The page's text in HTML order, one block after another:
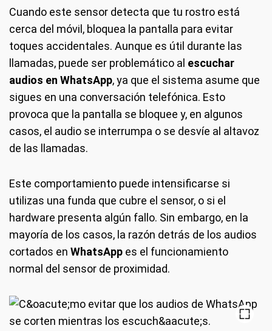
Cuando este sensor detecta que tu rostro está
cerca del móvil, bloquea la pantalla para evitar
toques accidentales. Aunque es útil durante las
llamadas, puede ser problemático al escuchar
audios en WhatsApp, ya que el sistema asume que
sigues en una conversación telefónica. Esto
provoca que la pantalla se bloquee y, en algunos
casos, el audio se interrumpa o se desvíe al altavoz
de las llamadas.
Este comportamiento puede intensificarse si
utilizas una funda que cubre el sensor, o si el
hardware presenta algún fallo. Sin embargo, en la
mayoría de los casos, la razón detrás de los audios
cortados en WhatsApp es el funcionamiento
normal del sensor de proximidad.